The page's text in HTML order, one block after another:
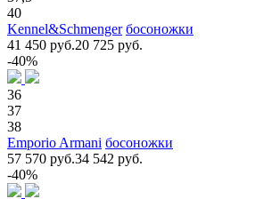
40
Kennel&Schmenger босоножки
41 450 руб.20 725 руб.
-40%
36
37
38
Emporio Armani босоножки
57 570 руб.34 542 руб.
-40%